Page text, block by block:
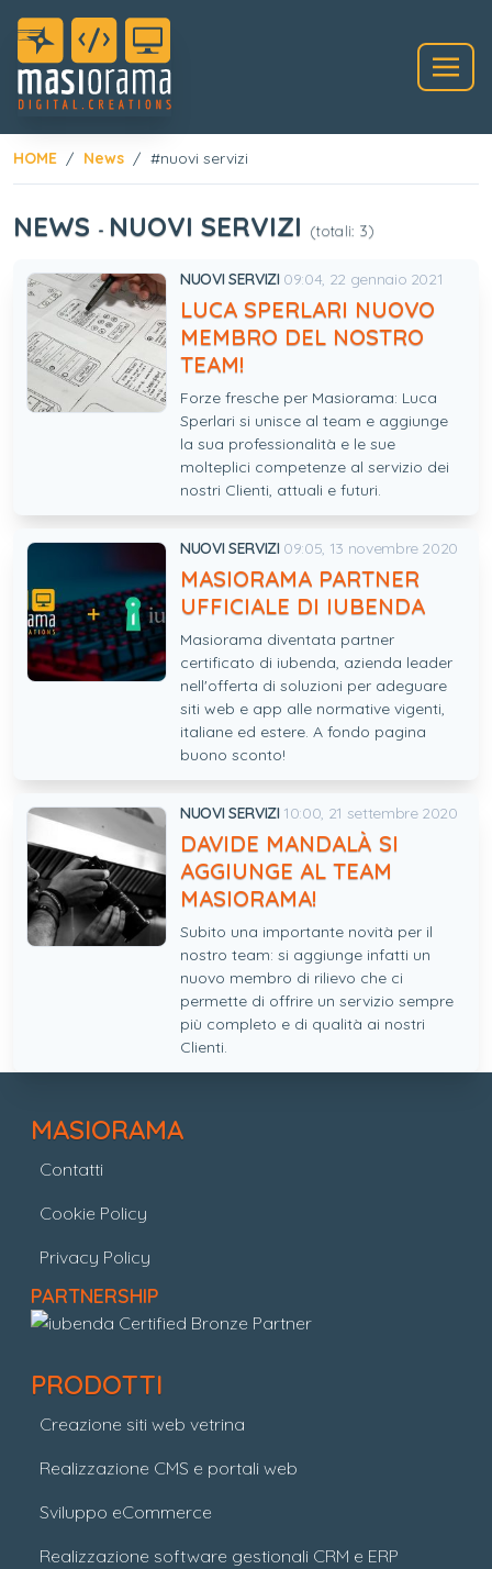
HOME News #nuovi servizi
NEWS - NUOVI SERVIZI (totali: 3)
NUOVI SERVIZI 09:04, 22 gennaio 2021
LUCA SPERLARI NUOVO
MEMBRO DEL NOSTRO
TEAM!
Forze fresche per Masiorama: Luca
Sperlari si unisce al team e aggiunge
la sua professionalità e le sue
molteplici competenze al servizio dei
nostri Clienti, attuali e futuri.
NUOVI SERVIZI 09:05, 13 novembre 2020
MASIORAMA PARTNER
UFFICIALE DI IUBENDA
Masiorama diventata partner
certificato di iubenda, azienda leader
nell'offerta di soluzioni per adeguare
siti web e app alle normative vigenti,
italiane ed estere. A fondo pagina
buono sconto!
NUOVI SERVIZI 10:00, 21 settembre 2020
DAVIDE MANDALÀ SI
AGGIUNGE AL TEAM
MASIORAMA!
Subito una importante novità per il
nostro team: si aggiunge infatti un
nuovo membro di rilievo che ci
permette di offrire un servizio sempre
più completo e di qualità ai nostri
Clienti.
MASIORAMA
Contatti
Cookie Policy
Privacy Policy
PARTNERSHIP
PRODOTTI
Creazione siti web vetrina
Realizzazione CMS e portali web
Sviluppo eCommerce
Realizzazione software gestionali CRM e ERP